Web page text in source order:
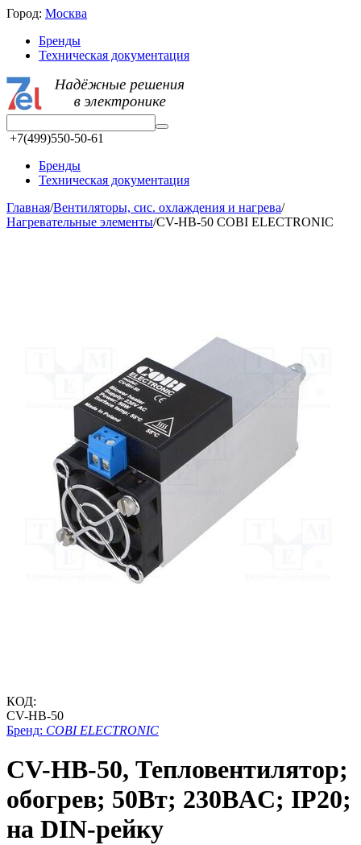
Город: Москва
Бренды
Техническая документация
+7(499)550-50-61
Бренды
Техническая документация
Главная/Вентиляторы, сис. охлаждения и нагрева/
Нагревательные элементы/CV-HB-50 COBI ELECTRONIC
КОД:
CV-HB-50
Бренд: COBI ELECTRONIC
CV-HB-50, Тепловентилятор;
обогрев; 50Вт; 230ВAC; IP20;
на DIN-рейку